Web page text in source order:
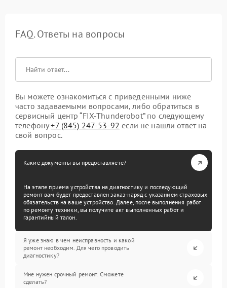
FAQ. Ответы на вопросы
Вы можете ознакомиться с приведенными ниже
часто задаваемыми вопросами, либо обратиться в
сервисный центр “FIX-Thunderobot” по следующему
телефону+7 (845) 247-53-92 если не нашли ответ на
свой вопрос.
Какие документы вы предоставляете?
На этапе приема устройства на диагностику и последующий
ремонт вам будет предоставлен заказ-наряд с указанием страховых
обязательств на ваше устройство. Далее, после выполнения работ
по ремонту техники, вы получите акт выполненных работ и
гарантийный талон.
Я уже знаю в чем неисправность и какой
ремонт необходим. Для чего проводить
диагностику?
Мне нужен срочный ремонт. Сможете
сделать?